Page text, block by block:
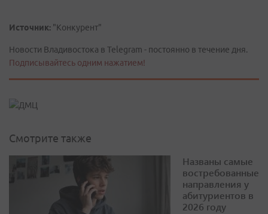
Источник: "Конкурент"
Новости Владивостока в Telegram - постоянно в течение дня.
Подписывайтесь одним нажатием!
Смотрите также
Названы самые
востребованные
направления у
абитуриентов в
2026 году